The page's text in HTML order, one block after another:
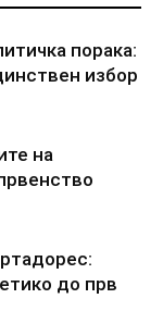
порака:
избор
на
до прв